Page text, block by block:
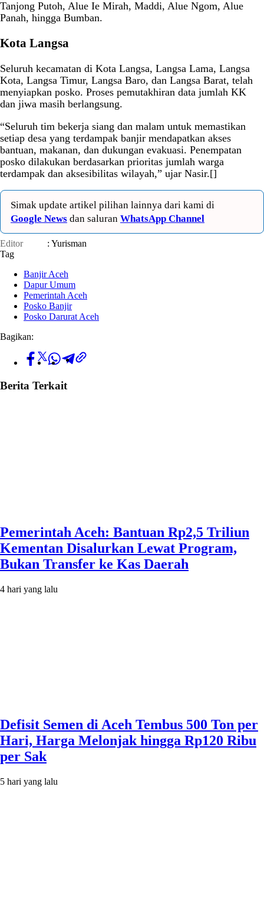
Tanjong Putoh, Alue Ie Mirah, Maddi, Alue Ngom, Alue
Panah, hingga Bumban.
Kota Langsa
Seluruh kecamatan di Kota Langsa, Langsa Lama, Langsa
Kota, Langsa Timur, Langsa Baro, dan Langsa Barat, telah
menyiapkan posko. Proses pemutakhiran data jumlah KK
dan jiwa masih berlangsung.
“Seluruh tim bekerja siang dan malam untuk memastikan
setiap desa yang terdampak banjir mendapatkan akses
bantuan, makanan, dan dukungan evakuasi. Penempatan
posko dilakukan berdasarkan prioritas jumlah warga
terdampak dan aksesibilitas wilayah,” ujar Nasir.[]
Simak update artikel pilihan lainnya dari kami di
Google News dan saluran WhatsApp Channel
Editor
: Yurisman
Tag
Banjir Aceh
Dapur Umum
Pemerintah Aceh
Posko Banjir
Posko Darurat Aceh
Bagikan:
Berita Terkait
Pemerintah Aceh: Bantuan Rp2,5 Triliun
Kementan Disalurkan Lewat Program,
Bukan Transfer ke Kas Daerah
4 hari yang lalu
Defisit Semen di Aceh Tembus 500 Ton per
Hari, Harga Melonjak hingga Rp120 Ribu
per Sak
5 hari yang lalu